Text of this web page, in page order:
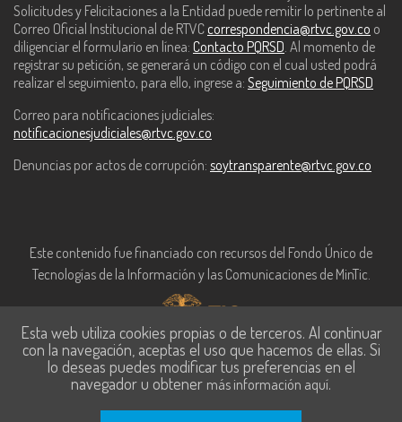
Solicitudes y Felicitaciones a la Entidad puede remitir lo pertinente al
Correo Oficial Institucional de RTVC correspondencia@rtvc.gov.co o
diligenciar el formulario en línea: Contacto PQRSD. Al momento de
registrar su petición, se generará un código con el cual usted podrá
realizar el seguimiento, para ello, ingrese a: Seguimiento de PQRSD
Correo para notificaciones judiciales:
notificacionesjudiciales@rtvc.gov.co
Denuncias por actos de corrupción: soytransparente@rtvc.gov.co
Este contenido fue financiado con recursos del Fondo Único de
Tecnologías de la Información y las Comunicaciones de MinTic.
Esta web utiliza cookies propias o de terceros. Al continuar
con la navegación, aceptas el uso que hacemos de ellas. Si
lo deseas puedes modificar tus preferencias en el
navegador u obtener más información aquí.